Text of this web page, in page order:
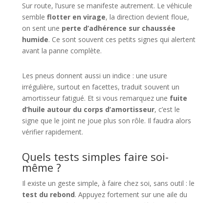
Sur route, l’usure se manifeste autrement. Le véhicule
semble flotter en virage, la direction devient floue,
on sent une perte d’adhérence sur chaussée
humide. Ce sont souvent ces petits signes qui alertent
avant la panne complète.
Les pneus donnent aussi un indice : une usure
irrégulière, surtout en facettes, traduit souvent un
amortisseur fatigué. Et si vous remarquez une fuite
d’huile autour du corps d’amortisseur, c’est le
signe que le joint ne joue plus son rôle. Il faudra alors
vérifier rapidement.
Quels tests simples faire soi-
même ?
Il existe un geste simple, à faire chez soi, sans outil : le
test du rebond. Appuyez fortement sur une aile du